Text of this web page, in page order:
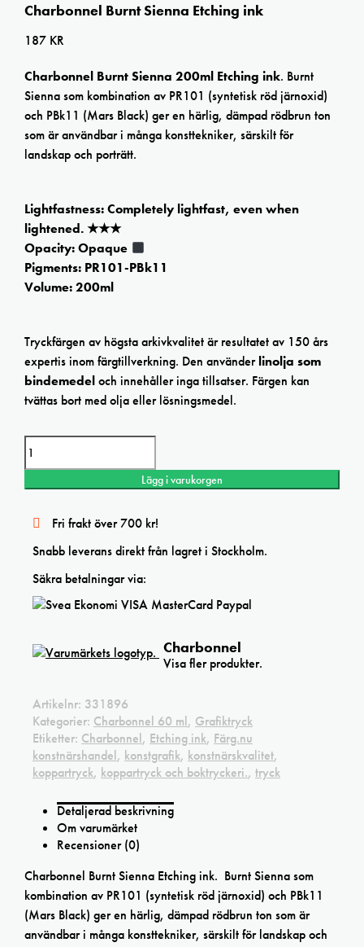
Charbonnel Burnt Sienna Etching ink
187 KR
Charbonnel Burnt Sienna 200ml Etching ink. Burnt
Sienna som kombination av PR101 (syntetisk röd järnoxid)
och PBk11 (Mars Black) ger en härlig, dämpad rödbrun ton
som är användbar i många konsttekniker, särskilt för
landskap och porträtt.
Lightfastness: Completely lightfast, even when
lightened. ★★★
Opacity: Opaque
Pigments: PR101-PBk11
Volume: 200ml
Tryckfärgen av högsta arkivkvalitet är resultatet av 150 års
expertis inom färgtillverkning. Den använderlinolja som
bindemedeloch innehåller inga tillsatser. Färgen kan
tvättas bort med olja eller lösningsmedel.
Lägg i varukorgen
Fri frakt över 700 kr!
Snabb leverans direkt från lagret i Stockholm.
Säkra betalningar via:
Charbonnel
Visa fler produkter.
Artikelnr: 331896
Kategorier: Charbonnel 60 ml, Grafiktryck
Etiketter: Charbonnel, Etching ink, Färg.nu
konstnärshandel, konstgrafik, konstnärskvalitet,
koppartryck, koppartryck och boktryckeri., tryck
Detaljerad beskrivning
Om varumärket
Recensioner (0)
Charbonnel Burnt Sienna Etching ink. Burnt Sienna som
kombination av PR101 (syntetisk röd järnoxid) och PBk11
(Mars Black) ger en härlig, dämpad rödbrun ton som är
användbar i många konsttekniker, särskilt för landskap och